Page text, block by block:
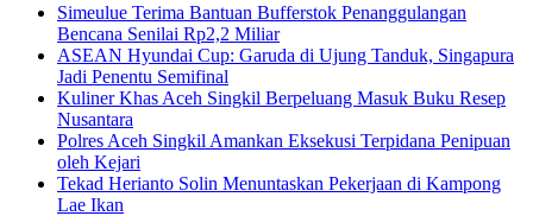
Simeulue Terima Bantuan Bufferstok Penanggulangan
Bencana Senilai Rp2,2 Miliar
ASEAN Hyundai Cup: Garuda di Ujung Tanduk, Singapura
Jadi Penentu Semifinal
Kuliner Khas Aceh Singkil Berpeluang Masuk Buku Resep
Nusantara
Polres Aceh Singkil Amankan Eksekusi Terpidana Penipuan
oleh Kejari
Tekad Herianto Solin Menuntaskan Pekerjaan di Kampong
Lae Ikan